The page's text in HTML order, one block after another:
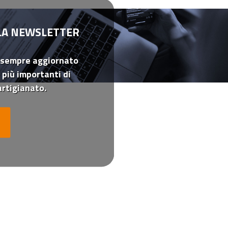
NEWSLETTER
aggiornato
importanti di